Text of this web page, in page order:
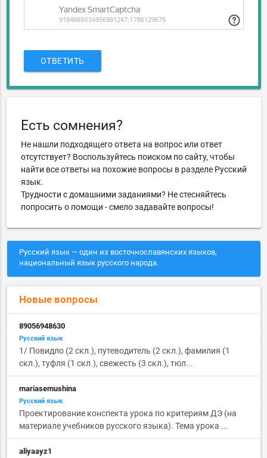
ОТВЕТИТЬ
Есть сомнения?
Не нашли подходящего ответа на вопрос или ответ
отсутствует? Воспользуйтесь поиском по сайту, чтобы
найти все ответы на похожие вопросы в разделе Русский
язык.
Трудности с домашними заданиями? Не стесняйтесь
попросить о помощи - смело задавайте вопросы!
Русский язык — один из восточнославянских языков,
национальный язык русского народа.
Новые вопросы
89056948630
Русский язык
1/ Повидло (2 скл.), путеводитель (2 скл.), фамилия (1
скл.), туфля (1 скл.), свежесть (3 скл.), тюл...
mariasemushina
Русский язык
Проектирование конспекта урока по критериям ДЭ (на
материале учебников русского языка). Тема урока ...
aliyaayz1